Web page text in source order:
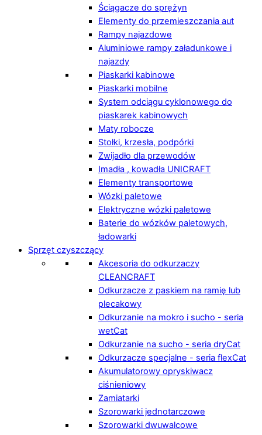
Ściągacze do sprężyn
Elementy do przemieszczania aut
Rampy najazdowe
Aluminiowe rampy załadunkowe i
najazdy
Piaskarki kabinowe
Piaskarki mobilne
System odciągu cyklonowego do
piaskarek kabinowych
Maty robocze
Stołki, krzesła, podpórki
Zwijadło dla przewodów
Imadła , kowadła UNICRAFT
Elementy transportowe
Wózki paletowe
Elektryczne wózki paletowe
Baterie do wózków paletowych,
ładowarki
Sprzęt czyszczący
Akcesoria do odkurzaczy
CLEANCRAFT
Odkurzacze z paskiem na ramię lub
plecakowy
Odkurzanie na mokro i sucho - seria
wetCat
Odkurzanie na sucho - seria dryCat
Odkurzacze specjalne - seria flexCat
Akumulatorowy opryskiwacz
ciśnieniowy
Zamiatarki
Szorowarki jednotarczowe
Szorowarki dwuwalcowe